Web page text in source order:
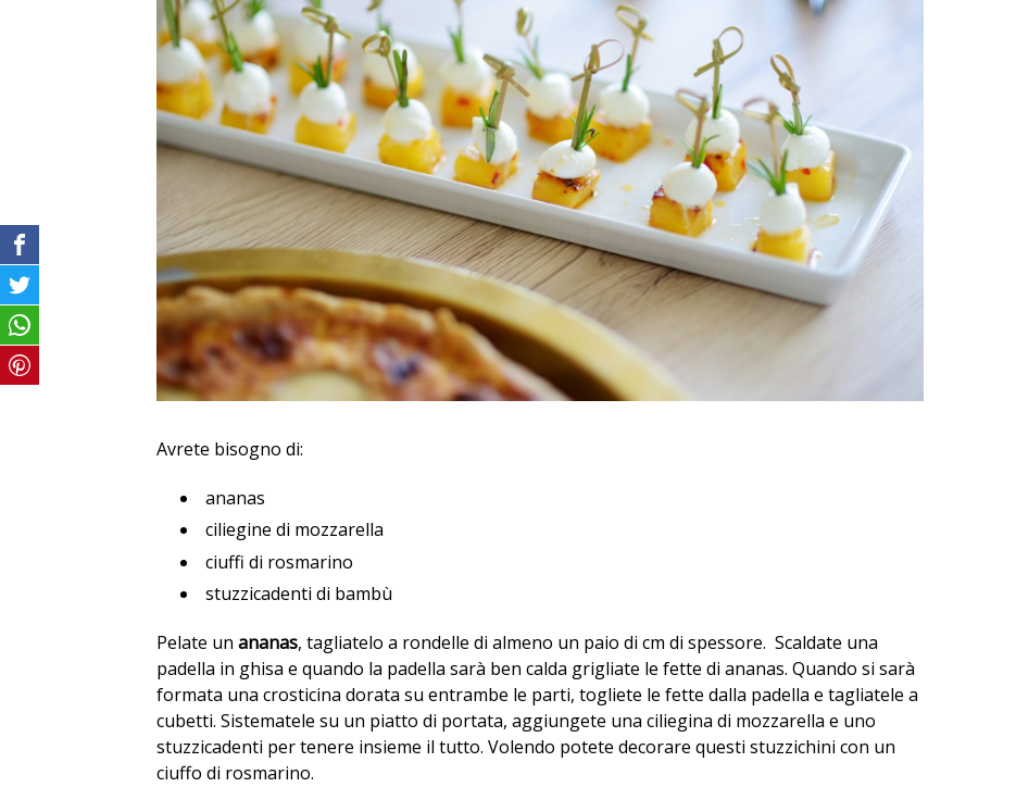
Avrete bisogno di:
ananas
ciliegine di mozzarella
ciuffi di rosmarino
stuzzicadenti di bambù
Pelate unananas, tagliatelo a rondelle di almeno un paio di cm di spessore. Scaldate una
padella in ghisa e quando la padella sarà ben calda grigliate le fette di ananas. Quando si sarà
formata una crosticina dorata su entrambe le parti, togliete le fette dalla padella e tagliatele a
cubetti. Sistematele su un piatto di portata, aggiungete una ciliegina di mozzarella e uno
stuzzicadenti per tenere insieme il tutto. Volendo potete decorare questi stuzzichini con un
ciuffo di rosmarino.